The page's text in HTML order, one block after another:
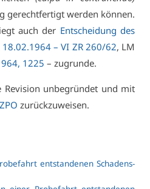
ge­recht­fer­tigt wer­den kön­nen.
auch der Ent­schei­dung des
18.02.1964 –VI ZR 260/62, LM
1225 – zu­grun­de.
un­be­grün­det und mit
zu­rück­zu­wei­sen.
ent­stan­de­nen Scha­dens­